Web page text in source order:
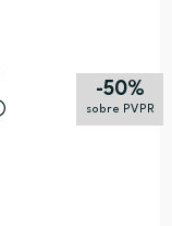
-50%
sobre PVPR